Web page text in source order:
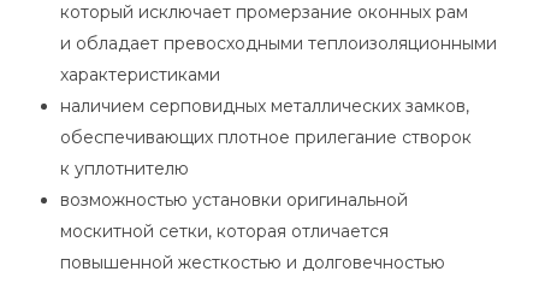
который исключает промерзание оконных рам
и обладает превосходными теплоизоляционными
характеристиками
наличием серповидных металлических замков,
обеспечивающих плотное прилегание створок
к уплотнителю
возможностью установки оригинальной
москитной сетки, которая отличается
повышенной жесткостью и долговечностью